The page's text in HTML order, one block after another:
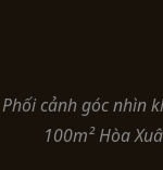
Phối cảnh góc nhìn
100m² Hòa